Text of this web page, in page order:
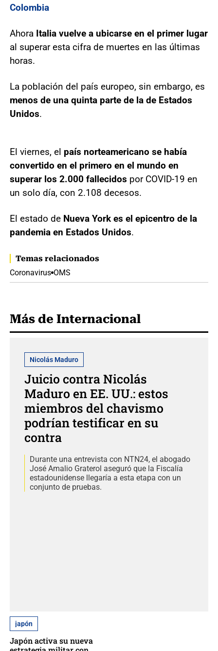
Colombia
Ahora Italia vuelve a ubicarse en el primer lugar
al superar esta cifra de muertes en las últimas
horas.
La población del país europeo, sin embargo, es
menos de una quinta parte de la de Estados
Unidos.
El viernes, el país norteamericano se había
convertido en el primero en el mundo en
superar los 2.000 fallecidos por COVID-19 en
un solo día, con 2.108 decesos.
El estado de Nueva York es el epicentro de la
pandemia en Estados Unidos.
Temas relacionados
Coronavirus OMS
Más de Internacional
Nicolás Maduro
Juicio contra Nicolás
Maduro en EE. UU.: estos
miembros del chavismo
podrían testificar en su
contra
Durante una entrevista con NTN24, el abogado
José Amalio Graterol aseguró que la Fiscalía
estadounidense llegaría a esta etapa con un
conjunto de pruebas.
japón
Japón activa su nueva